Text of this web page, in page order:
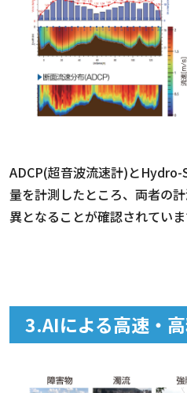
ADCP(超音波流速計)と
量を計測したところ、両者の
異となることが確認されていま
3.AIによる高速・